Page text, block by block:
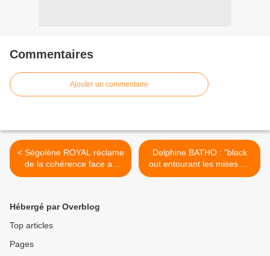
Commentaires
Ajouter un commentaire
< Ségolène ROYAL réclame
de la cohérence face au
cumul des mandats
Delphine BATHO : "black
out entourant les mises au
point de la Commission des
Hébergé par Overblog
Top articles
Pages